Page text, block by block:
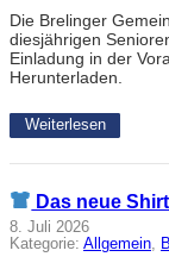
Die Brelinger
diesjährigen
Einladung in der
Herunterladen.
Weiterlesen
Das neue
8. Juli 2026
Kategorie: Allgemein,